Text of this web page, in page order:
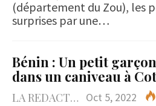
(département du Zou), les
surprises par une…
Bénin : Un petit
dans un caniveau à
LA REDACTION Oct 5, 2022